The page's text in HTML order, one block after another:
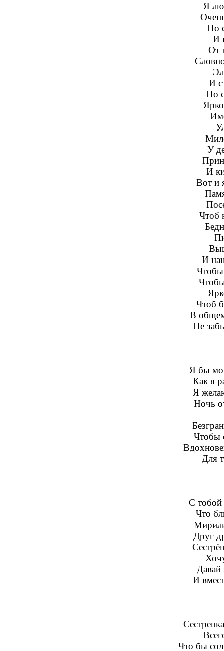
Я
Но
И
От
И
Но
Ярко
У
И
Вот и
Чтоб
И
Чтобы
Чтоб
В
Не
Я бы
Как я
Я
Ночь
Чтобы
Для
С тобой
Что
Друг
Давай
И
Что бы